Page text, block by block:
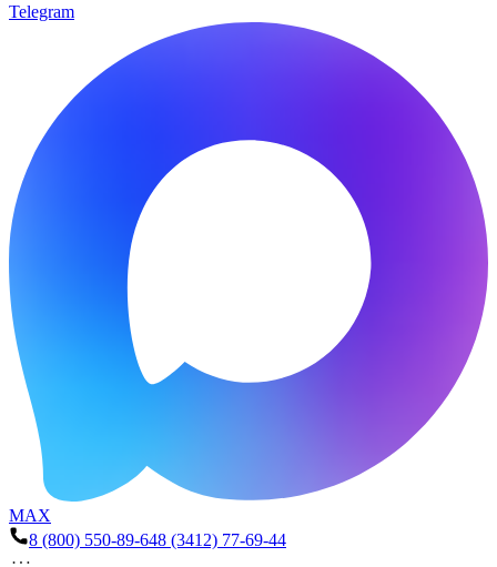
Telegram
MAX
8 (800) 550-89-648 (3412) 77-69-44